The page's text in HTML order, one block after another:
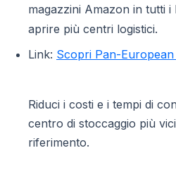
magazzini Amazon in tutti
aprire più centri logistici.
Link: Scopri Pan-European
Riduci i costi e i tempi di
centro di stoccaggio più
riferimento.